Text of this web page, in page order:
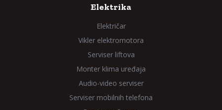
Elektrika
Električar
Vikler elektromotora
Serviser liftova
Monter klima uređaja
Audio-video serviser
Serviser mobilnih telefona